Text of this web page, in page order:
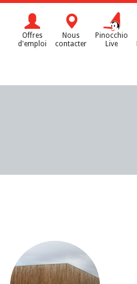
Offres
d'emploi
Nous
contacter
Pinocchio
Live